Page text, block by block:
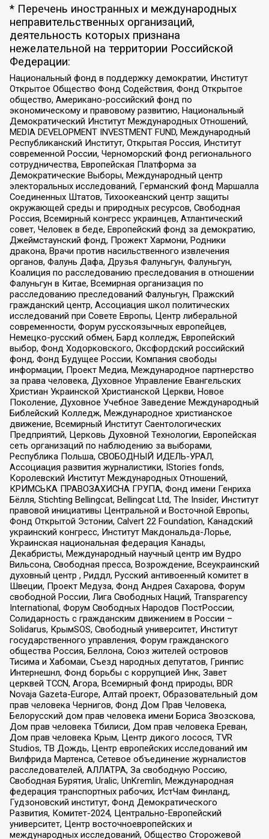
* Перечень иностранных и международных
неправительственных организаций,
деятельность которых признана
нежелательной на территории Российской
Федерации:
Национальный фонд в поддержку демократии, Институт
Открытое Общество Фонд Содействия, Фонд Открытое
общество, Американо-российский фонд по
экономическому и правовому развитию, Национальный
Демократический Институт Международных Отношений,
MEDIA DEVELOPMENT INVESTMENT FUND, Международный
Республиканский Институт, Открытая Россия, Институт
современной России, Черноморский фонд регионального
сотрудничества, Европейская Платформа за
Демократические Выборы, Международный центр
электоральных исследований, Германский фонд Маршалла
Соединенных Штатов, Тихоокеанский центр защиты
окружающей среды и природных ресурсов, Свободная
Россия, Всемирный конгресс украинцев, Атлантический
совет, Человек в беде, Европейский фонд за демократию,
Джеймстаунский фонд, Прожект Хармони, Родники
дракона, Врачи против насильственного извлечения
органов, Фалунь Дафа, Друзья Фалуньгун, Фалуньгун,
Коалиция по расследованию преследования в отношении
Фалуньгун в Китае, Всемирная организация по
расследованию преследований Фалуньгун, Пражский
гражданский центр, Ассоциация школ политических
исследований при Совете Европы, Центр либеральной
современности, Форум русскоязычных европейцев,
Немецко-русский обмен, Бард колледж, Европейский
выбор, Фонд Ходорковского, Оксфордский российский
фонд, Фонд Будущее России, Компания свободы
информации, Проект Медиа, Международное партнерство
за права человека, Духовное Управление Евангельских
Христиан Украинской Христианской Церкви, Новое
Поколение, Духовное Учебное Заведение Международный
Библейский Колледж, Международное христианское
движение, Всемирный Институт Саентологических
Предприятий, Церковь Духовной Технологии, Европейская
сеть организаций по наблюдению за выборами,
Республика Польша, СВОБОДНЫЙ ИДЕЛЬ-УРАЛ,
Ассоциация развития журналистики, IStories fonds,
Королевский Институт Международных Отношений,
КРИМСЬКА ПРАВОЗАХИСНА ГРУПА, Фонд имени Генриха
Бёлля, Stichting Bellingcat, Bellingcat Ltd, The Insider, Институт
правовой инициативы Центральной и Восточной Европы,
Фонд Открытой Эстонии, Calvert 22 Foundation, Канадский
украинский конгресс, Институт Макдональда-Лорье,
Украинская национальная федерация Канады,
Декабристы, Международный научный центр им Вудро
Вильсона, Свободная пресса, Возрождение, Всеукраинский
духовный центр , Риддл, Русский антивоенный комитет в
Швеции, Проект Медуза, Фонд Андрея Сахарова, Форум
свободной России, Лига Свободных Наций, Transparеncy
International, Форум Свободных Народов ПостРоссии,
Солидарность с гражданским движением в России –
Solidarus, КрымSOS, Свободный университет, Институт
государственного управления, Форум гражданского
общества Россия, Беллона, Союз жителей островов
Тисима и Хабомаи, Съезд народных депутатов, Гринпис
Интернешнл, Фонд борьбы с коррупцией Инк, Завет
церквей TCCN, Агора, Всемирный фонд природы, BDR
Novaja Gazeta-Europe, Алтай проект, Образовательный дом
прав человека Чернигов, Фонд Дом Прав Человека,
Белорусский дом прав человека имени Бориса Звозскова,
Дом прав человека Тбилиси, Дом прав человека Ереван,
Дом прав человека Крым, Центр дикого лосося, TVR
Studios, ТВ Дождь, Центр европейских исследований им
Вилфрида Мартенса, Сетевое объединение журналистов
расследователей, АЛЛАТРА, За свободную Россию,
Свободная Бурятия, Uralic, UnKremlin, Международная
федерация транспортных рабочих, ИстЧам Финланд,
Гудзоновский институт, Фонд Демократического
Развития, Комитет-2024, Центрально-Европейский
университет, Центр восточноевропейских и
международных исследований, Общество Сторожевой